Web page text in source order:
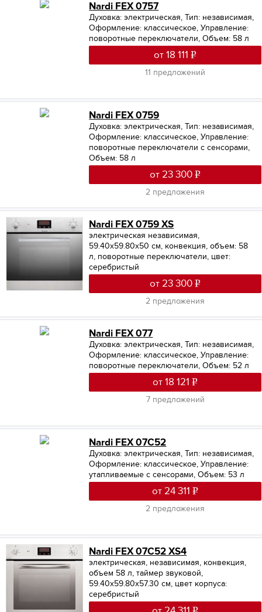
Nardi FEX 0757
Духовка: электрическая,Тип: независимая,
Оформление: классическое,Управление:
поворотные переключатели,Объем: 58 л
от 18 111
11 предложений
Nardi FEX 0759
Духовка: электрическая,Тип: независимая,
Оформление: классическое,Управление:
поворотные переключатели с сенсорами,
Объем: 58 л
от 23 300
2 предложения
Nardi FEX 0759 XS
электрическая независимая,
59.40х59.80х50 см, конвекция, объем: 58
л, поворотные переключатели, цвет:
серебристый
от 23 300
2 предложения
Nardi FEX 077
Духовка: электрическая,Тип: независимая,
Оформление: классическое,Управление:
поворотные переключатели,Объем: 52 л
от 18 121
7 предложений
Nardi FEX 07C52
Духовка: электрическая,Тип: независимая,
Оформление: классическое,Управление:
утапливаемые с сенсорами,Объем: 53 л
от 24 311
2 предложения
Nardi FEX 07C52 XS4
электрическая, независимая, конвекция,
объем 58 л, таймер звуковой,
59.40х59.80х57.30 см, цвет корпуса:
серебристый